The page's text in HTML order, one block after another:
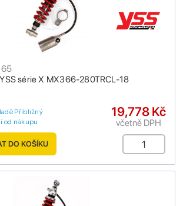
série X MX366-280TRCL-18
Přibližný
od nákupu
19,778 Kč
včetně DPH
DO KOŠÍKU